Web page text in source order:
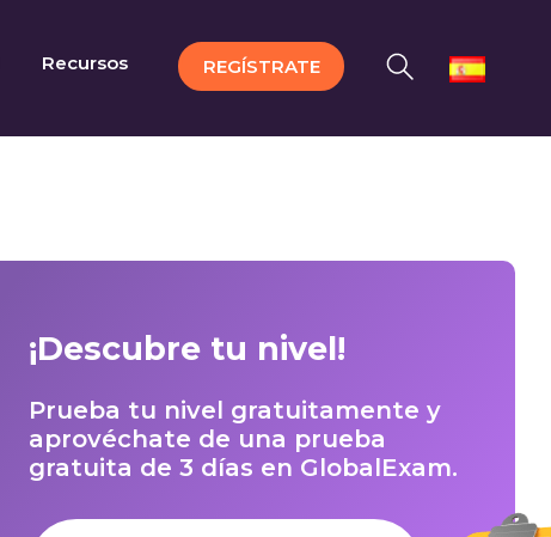
Recursos REGÍSTRATE
¡Descubre tu nivel!
Prueba tu nivel gratuitamente y
aprovéchate de una prueba
gratuita de 3 días en GlobalExam.